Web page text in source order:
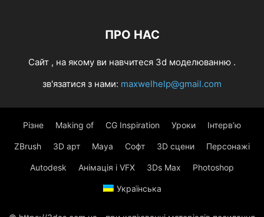
ПРО НАС
Cайт , на якому ви навчитеся 3d моделюванню .
зв'язатися з нами: maxwelhelp@gmail.com
Різне Making of CG Inspiration Уроки Інтерв’ю
ZBrush 3D арт Maya Софт 3D сцени Персонажі
Autodesk Анімація і VFX 3Ds Max Photoshop
Українська